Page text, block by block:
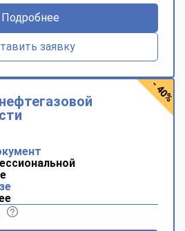
Подробнее
заявку
- 40%